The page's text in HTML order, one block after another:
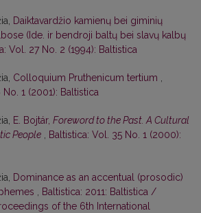
Daiktavardžio kamienų bei giminių
(Ide. ir bendroji baltų bei slavų kalbų
Vol. 27 No. 2 (1994): Baltistica
Colloquium Pruthenicum tertium ,
1 (2001): Baltistica
E. Bojtár, Foreword to the Past. A Cultural
People , Baltistica: Vol. 35 No. 1 (2000):
Dominance as an accentual (prosodic)
, Baltistica: 2011: Baltistica /
of the 6th International